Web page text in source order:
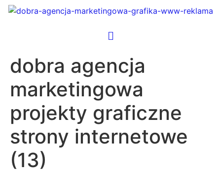
dobra agencja
marketingowa
projekty graficzne
strony internetowe
(13)